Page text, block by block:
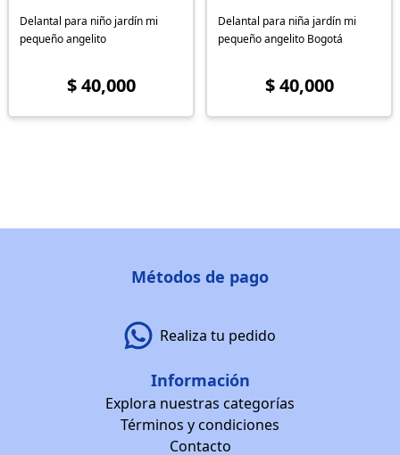
Delantal para niño jardín mi
pequeño angelito
$ 40,000
Delantal para niña jardín mi
pequeño angelito Bogotá
$ 40,000
Métodos de pago
Realiza tu pedido
Información
Explora nuestras categorías
Términos y condiciones
Contacto